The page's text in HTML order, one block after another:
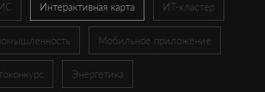
Интерактивная карта ИТ-кластер
Мобильное приложение
Энергетика